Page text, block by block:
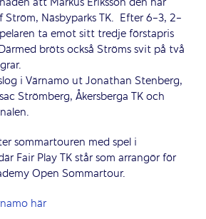
Ström, Näsbyparks TK. Efter 6-3, 2-
ta emot sitt tredje förstapris
bröts också Ströms svit på två
i Värnamo ut Jonathan Stenberg,
Strömberg, Åkersberga TK och
sommartouren med spel i
Fair Play TK står som arrangör för
Open Sommartour.
här